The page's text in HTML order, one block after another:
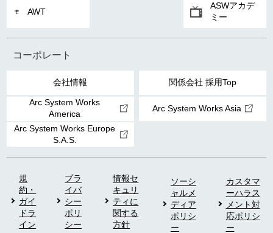
AWT
ASWアカデ
ミー
コーポレート
会社情報 関係会社 採用Top
Arc System Works
America
Arc System Works Asia
Arc System Works Europe
S.A.S.
規
約・
ガイ
ドラ
イン
プラ
イバ
シー
ポリ
シー
情報セ
キュリ
ティに
関する
方針
ソーシ
ャルメ
ディア
ポリシ
ー
カスタマ
ーハラス
メント対
応ポリシ
ー